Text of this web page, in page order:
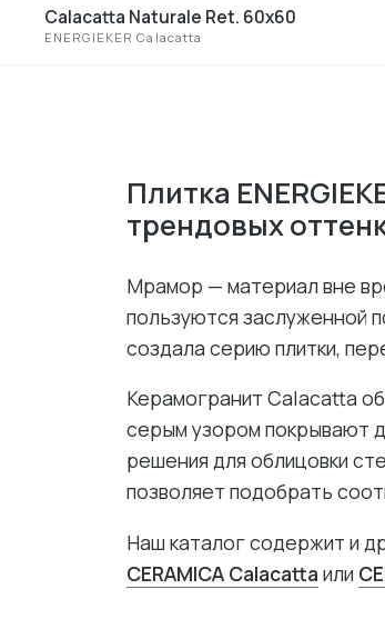
Calacatta Naturale Ret. 60x60
ENERGIEKER Calacatta
Плитка
трендовых
Мрамор — материал вне
пользуются заслуженной
создала серию плитки,
Керамогранит Calacatta
серым узором покрывают
решения для облицовки
позволяет подобрать
Наш каталог содержит и
CERAMICA Calacatta или